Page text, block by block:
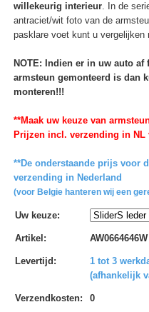
willekeurig interieur. In de
antraciet/wit foto van de
pasklare voet kunt u vergelijken
NOTE: Indien er in uw auto
armsteun gemonteerd is dan
monteren!!!
**Maak uw keuze van
Prijzen incl. verzending in NL
**De onderstaande prijs voor
verzending in Nederland
(voor Belgie hanteren wij een
Uw keuze:
Artikel : AW0664646W
Levertijd :
1 tot 3
(afhankelijk
Verzendkosten: 0